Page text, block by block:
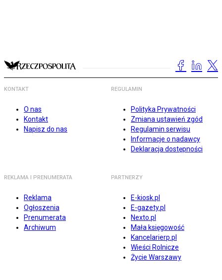
KONTAKT
O nas
Kontakt
Napisz do nas
REGULAMIN
Polityka Prywatności
Zmiana ustawień zgód
Regulamin serwisu
Informacje o nadawcy
Deklaracja dostępności
REKLAMA I PRENUMERATA
Reklama
Ogłoszenia
Prenumerata
Archiwum
PARTNERZY
E-kiosk.pl
E-gazety.pl
Nexto.pl
Mała księgowość
Kancelarierp.pl
Wieści Rolnicze
Życie Warszawy